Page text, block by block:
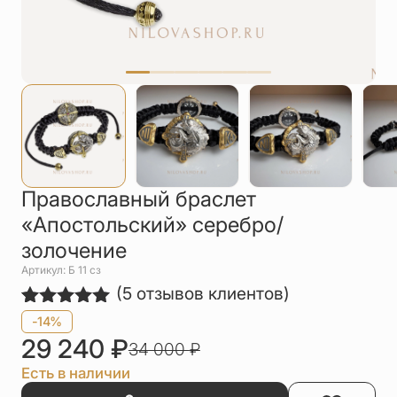
Цепи
Шнурки на
шею
Другое
Православный браслет
«Апостольский» серебро/
золочение
Артикул: Б 11 сз
Рейтинг
5.00из 5
на основе
опроса
5
пользователей
(5 отзывов клиентов)
-14%
29 240 ₽34 000₽
Есть в наличии